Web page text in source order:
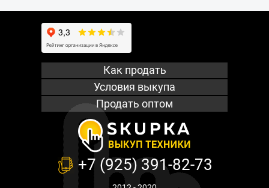
Как продать
Условия выкупа
Продать оптом
+7 (925) 391-82-73